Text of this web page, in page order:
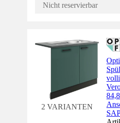
Nicht reservierbar
2 VARIANTEN